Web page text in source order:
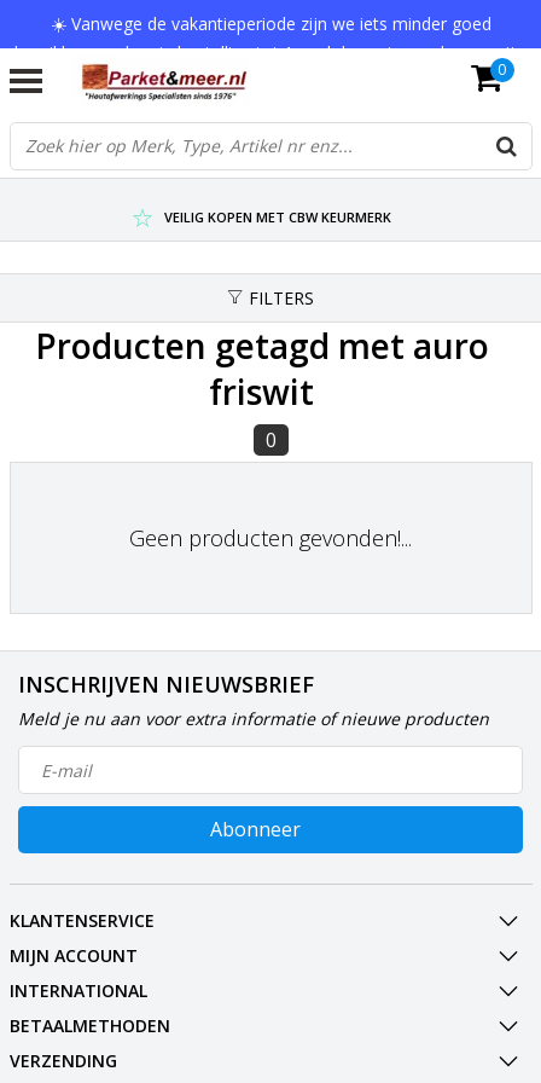
☀️ Vanwege de vakantieperiode zijn we iets minder goed
bereikbaar en kan je bestelling tot 1 werkdag extra onderweg zijn.
Bedankt voor je begrip!
VERZENDKOSTEN € 7,95 (GRATIS VA €75,-)
SCHERPSTE PRIJZEN TOT WEL 75% KORTING !
VEILIG KOPEN MET CBW KEURMERK
0
FILTERS
Producten getagd met auro
friswit
0
Geen producten gevonden!...
INSCHRIJVEN NIEUWSBRIEF
Meld je nu aan voor extra informatie of nieuwe producten
Abonneer
KLANTENSERVICE
MIJN ACCOUNT
INTERNATIONAL
BETAALMETHODEN
VERZENDING